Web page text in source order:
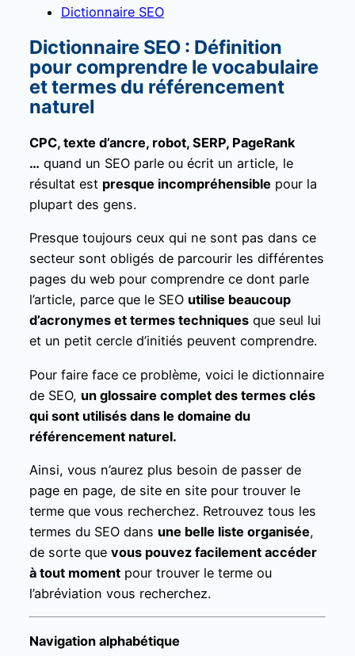
Dictionnaire SEO
Dictionnaire SEO : Définition
pour comprendre le vocabulaire
et termes du référencement
naturel
CPC, texte d’ancre, robot, SERP, PageRank
… quand un SEO parle ou écrit un article, le
résultat est presque incompréhensible pour la
plupart des gens.
Presque toujours ceux qui ne sont pas dans ce
secteur sont obligés de parcourir les différentes
pages du web pour comprendre ce dont parle
l’article, parce que le SEO utilise beaucoup
d’acronymes et termes techniquesque seul lui
et un petit cercle d’initiés peuvent comprendre.
Pour faire face ce problème, voici le dictionnaire
de SEO, un glossaire complet des termes clés
qui sont utilisés dans le domaine du
référencement naturel.
Ainsi, vous n’aurez plus besoin de passer de
page en page, de site en site pour trouver le
terme que vous recherchez. Retrouvez tous les
termes du SEO dans une belle liste organisée,
de sorte que vous pouvez facilement accéder
à tout momentpour trouver le terme ou
l’abréviation vous recherchez.
Navigation alphabétique